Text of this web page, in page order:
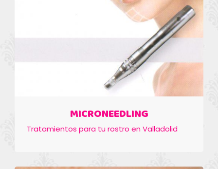
MICRONEEDLING
Tratamientos para tu rostro en Valladolid